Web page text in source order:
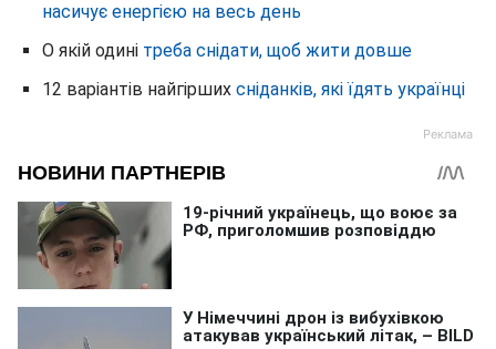
насичує енергією на весь день
О якій одині треба снідати, щоб жити довше
12 варіантів найгірших сніданків, які їдять українці